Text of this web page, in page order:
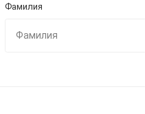
Фамилия